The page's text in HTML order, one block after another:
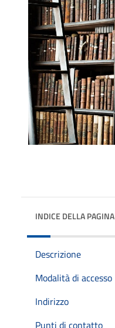
INDICE DELLA PAGINA
Descrizione
Modalità di accesso
Indirizzo
Punti di contatto